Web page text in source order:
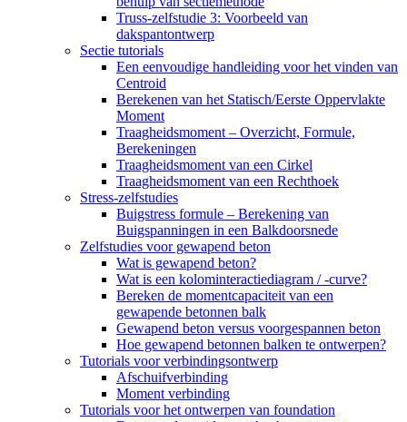
Truss-zelfstudie 3: Voorbeeld van
dakspantontwerp
Sectie tutorials
Een eenvoudige handleiding voor het vinden van
Centroid
Berekenen van het Statisch/Eerste Oppervlakte
Moment
Traagheidsmoment – ​​Overzicht, Formule,
Berekeningen
Traagheidsmoment van een Cirkel
Traagheidsmoment van een Rechthoek
Stress-zelfstudies
Buigstress formule – Berekening van
Buigspanningen in een Balkdoorsnede
Zelfstudies voor gewapend beton
Wat is gewapend beton?
Wat is een kolominteractiediagram / -curve?
Bereken de momentcapaciteit van een
gewapende betonnen balk
Gewapend beton versus voorgespannen beton
Hoe gewapend betonnen balken te ontwerpen?
Tutorials voor verbindingsontwerp
Afschuifverbinding
Moment verbinding
Tutorials voor het ontwerpen van foundation